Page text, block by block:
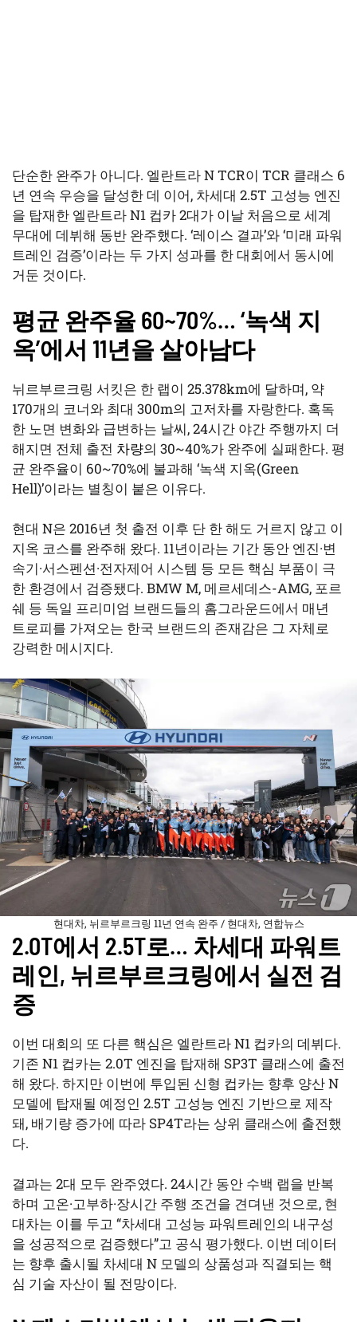
단순한 완주가 아니다. 엘란트라 N TCR이 TCR 클래스 6
년 연속 우승을 달성한 데 이어, 차세대 2.5T 고성능 엔진
을 탑재한 엘란트라 N1 컵카 2대가 이날 처음으로 세계
무대에 데뷔해 동반 완주했다. ‘레이스 결과’와 ‘미래 파워
트레인 검증’이라는 두 가지 성과를 한 대회에서 동시에
거둔 것이다.
평균 완주율 60~70%… ‘녹색 지
옥’에서 11년을 살아남다
뉘르부르크링 서킷은 한 랩이 25.378km에 달하며, 약
170개의 코너와 최대 300m의 고저차를 자랑한다. 혹독
한 노면 변화와 급변하는 날씨, 24시간 야간 주행까지 더
해지면 전체 출전 차량의 30~40%가 완주에 실패한다. 평
균 완주율이 60~70%에 불과해 ‘녹색 지옥(Green
Hell)’이라는 별칭이 붙은 이유다.
현대 N은 2016년 첫 출전 이후 단 한 해도 거르지 않고 이
지옥 코스를 완주해 왔다. 11년이라는 기간 동안 엔진·변
속기·서스펜션·전자제어 시스템 등 모든 핵심 부품이 극
한 환경에서 검증됐다. BMW M, 메르세데스-AMG, 포르
쉐 등 독일 프리미엄 브랜드들의 홈그라운드에서 매년
트로피를 가져오는 한국 브랜드의 존재감은 그 자체로
강력한 메시지다.
현대차, 뉘르부르크링 11년 연속 완주 / 현대차, 연합뉴스
2.0T에서 2.5T로… 차세대 파워트
레인, 뉘르부르크링에서 실전 검
증
이번 대회의 또 다른 핵심은 엘란트라 N1 컵카의 데뷔다.
기존 N1 컵카는 2.0T 엔진을 탑재해 SP3T 클래스에 출전
해 왔다. 하지만 이번에 투입된 신형 컵카는 향후 양산 N
모델에 탑재될 예정인 2.5T 고성능 엔진 기반으로 제작
돼, 배기량 증가에 따라 SP4T라는 상위 클래스에 출전했
다.
결과는 2대 모두 완주였다. 24시간 동안 수백 랩을 반복
하며 고온·고부하·장시간 주행 조건을 견뎌낸 것으로, 현
대차는 이를 두고 “차세대 고성능 파워트레인의 내구성
을 성공적으로 검증했다”고 공식 평가했다. 이번 데이터
는 향후 출시될 차세대 N 모델의 상품성과 직결되는 핵
심 기술 자산이 될 전망이다.